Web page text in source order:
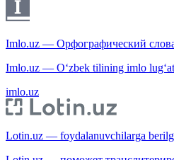
Imlo.uz — Орфографический
Imlo.uz — O‘zbek tilining imlo
imlo.uz
Lotin.uz — foydalanuvchilarga